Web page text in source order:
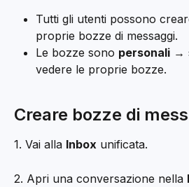
Tutti gli utenti possono
proprie bozze di messaggi.
Le bozze sono personali →
vedere le proprie bozze.
Creare bozze di
1. Vai alla Inbox unificata.
2. Apri una conversazione nella